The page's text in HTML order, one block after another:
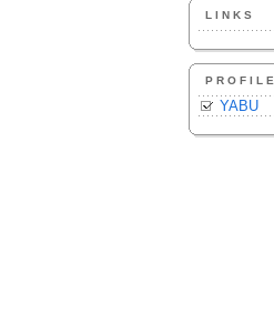
LINKS
PROFILE
YABU